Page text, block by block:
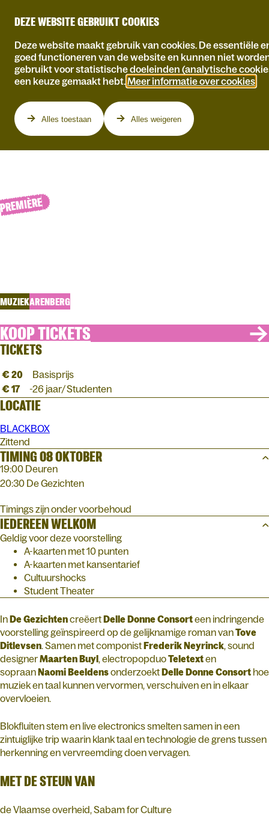
DEZE WEBSITE GEBRUIKT COOKIES
Deze website maakt gebruik van cookies. De essentiële
goed functioneren van de website en kunnen niet
gebruikt voor statistische doeleinden (analytische
een keuze gemaakt hebt. Meer informatie over cookies
Alles toestaan Alles weigeren
MUZIEKARENBERG
KOOP TICKETS
TICKETS
€ 20
Basisprijs
€ 17
-26 jaar/ Studenten
LOCATIE
BLACKBOX
Zittend
TIMING 08 OKTOBER
19:00 Deuren
20:30 De Gezichten
Timings zijn onder voorbehoud
IEDEREEN WELKOM
Geldig voor deze voorstelling
A-kaarten met 10 punten
A-kaarten met kansentarief
Cultuurshocks
Student Theater
InDe GezichtencreëertDelle Donne Consorteen indringende
voorstelling geïnspireerd op de gelijknamige roman vanTove
Ditlevsen . Samen met componistFrederik Neyrinck , sound
designerMaarten Buyl , electropopduoTeletexten
sopraanNaomi BeeldensonderzoektDelle Donne Consort hoe
muziek en taal kunnen vervormen, verschuiven en in elkaar
overvloeien.
Blokfluiten stem en live electronics smelten samen in een
zintuiglijke trip waarin klank taal en technologie de grens tussen
herkenning en vervreemding doen vervagen.
MET DE STEUN VAN
de Vlaamse overheid, Sabam for Culture